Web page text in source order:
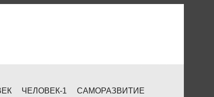
ЧЕЛОВЕК-1
САМОРАЗВИТИЕ